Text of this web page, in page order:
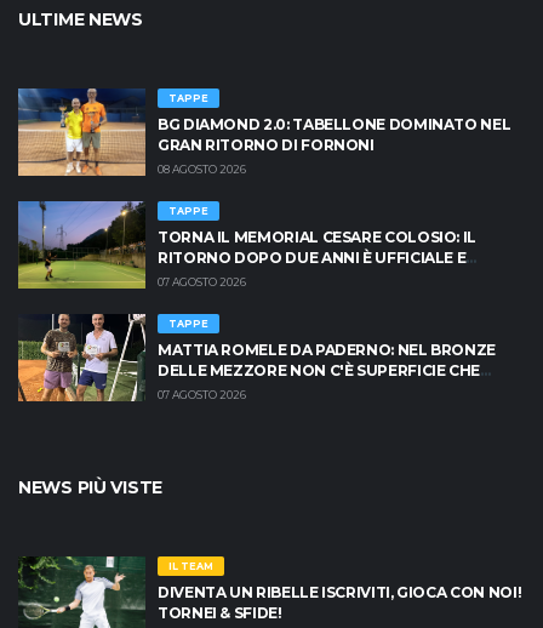
ULTIME NEWS
TAPPE
BG DIAMOND 2.0: TABELLONE DOMINATO NEL
GRAN RITORNO DI FORNONI
08 AGOSTO 2026
TAPPE
TORNA IL MEMORIAL CESARE COLOSIO: IL
RITORNO DOPO DUE ANNI È UFFICIALE E
BRESCIA È PRONTA AD INFIAMMARSI!
07 AGOSTO 2026
TAPPE
MATTIA ROMELE DA PADERNO: NEL BRONZE
DELLE MEZZORE NON C'È SUPERFICIE CHE
TENGA
07 AGOSTO 2026
NEWS PIÙ VISTE
IL TEAM
DIVENTA UN RIBELLE ISCRIVITI, GIOCA CON NOI!
TORNEI & SFIDE!